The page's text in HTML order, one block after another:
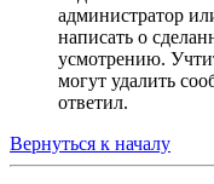
администратор
написать о
усмотрению.
могут удалить
ответил.
Вернуться к началу